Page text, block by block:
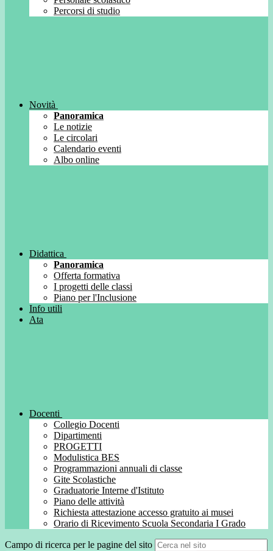
Percorsi di studio
Novità
Panoramica
Le notizie
Le circolari
Calendario eventi
Albo online
Didattica
Panoramica
Offerta formativa
I progetti delle classi
Piano per l'Inclusione
Info utili
Ata
Docenti
Collegio Docenti
Dipartimenti
PROGETTI
Modulistica BES
Programmazioni annuali di classe
Gite Scolastiche
Graduatorie Interne d'Istituto
Piano delle attività
Richiesta attestazione accesso gratuito ai musei
Orario di Ricevimento Scuola Secondaria I Grado
Campo di ricerca per le pagine del sito